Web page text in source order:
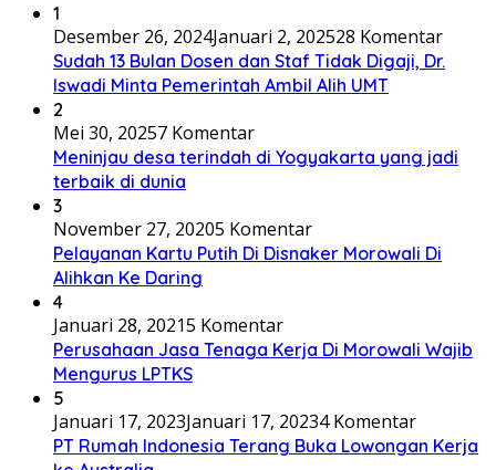
1
Desember 26, 2024Januari 2, 202528 Komentar
Sudah 13 Bulan Dosen dan Staf Tidak Digaji, Dr.
Iswadi Minta Pemerintah Ambil Alih UMT
2
Mei 30, 20257 Komentar
Meninjau desa terindah di Yogyakarta yang jadi
terbaik di dunia
3
November 27, 20205 Komentar
Pelayanan Kartu Putih Di Disnaker Morowali Di
Alihkan Ke Daring
4
Januari 28, 20215 Komentar
Perusahaan Jasa Tenaga Kerja Di Morowali Wajib
Mengurus LPTKS
5
Januari 17, 2023Januari 17, 20234 Komentar
PT Rumah Indonesia Terang Buka Lowongan Kerja